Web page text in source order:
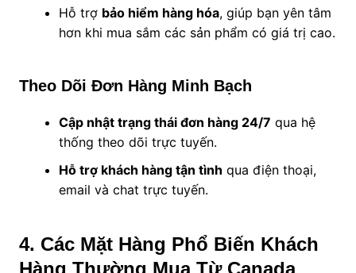
Hỗ trợ bảo hiểm hàng hóa, giúp bạn yên tâm
hơn khi mua sắm các sản phẩm có giá trị cao.
Theo Dõi Đơn Hàng Minh Bạch
Cập nhật trạng thái đơn hàng 24/7 qua hệ
thống theo dõi trực tuyến.
Hỗ trợ khách hàng tận tình qua điện thoại,
email và chat trực tuyến.
4. Các Mặt Hàng Phổ Biến Khách
Hàng Thường Mua Từ Canada